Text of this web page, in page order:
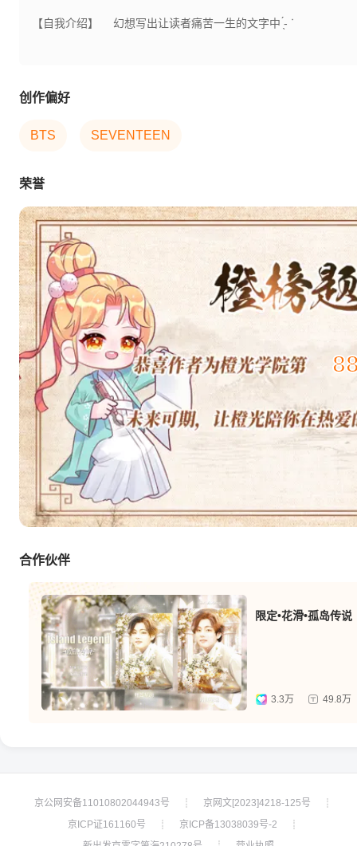
【自我介绍】 幻想写出让读者痛苦一生的文字中 ̖́- ᐝ
创作偏好
BTS SEVENTEEN
荣誉
合作伙伴
限定•花滑•孤岛传说
3.3万 49.8万
京公网安备11010802044943号 ┊ 京网文[2023]4218-125号
┊
京ICP证161160号
┊ 京ICP备13038039号-2
┊